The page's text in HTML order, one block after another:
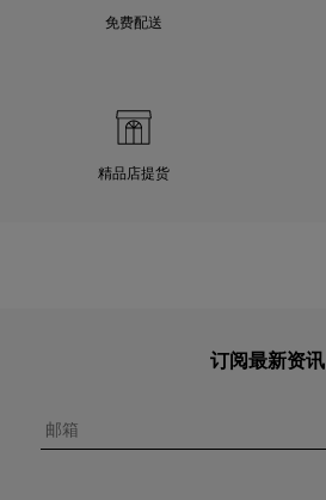
免费配送
精品店提货
订阅最新资讯
邮箱